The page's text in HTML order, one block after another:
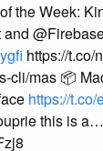
the Week:
https://t.co/
cli/mas 📦
https://
this is a…